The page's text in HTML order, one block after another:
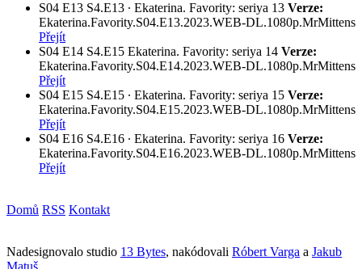
S04 E13 S4.E13 ∙ Ekaterina. Favority: seriya 13 Verze:
Ekaterina.Favority.S04.E13.2023.WEB-DL.1080p.MrMittens
Přejít
S04 E14 S4.E15 Ekaterina. Favority: seriya 14 Verze:
Ekaterina.Favority.S04.E14.2023.WEB-DL.1080p.MrMittens
Přejít
S04 E15 S4.E15 ∙ Ekaterina. Favority: seriya 15 Verze:
Ekaterina.Favority.S04.E15.2023.WEB-DL.1080p.MrMittens
Přejít
S04 E16 S4.E16 ∙ Ekaterina. Favority: seriya 16 Verze:
Ekaterina.Favority.S04.E16.2023.WEB-DL.1080p.MrMittens
Přejít
Domů RSS Kontakt
Nadesignovalo studio 13 Bytes, nakódovali Róbert Varga a Jakub
Matuš